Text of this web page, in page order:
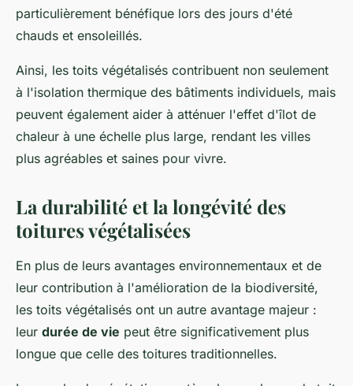
particulièrement bénéfique lors des jours d'été
chauds et ensoleillés.
Ainsi, les toits végétalisés contribuent non seulement
à l'isolation thermique des bâtiments individuels, mais
peuvent également aider à atténuer l'effet d'îlot de
chaleur à une échelle plus large, rendant les villes
plus agréables et saines pour vivre.
La durabilité et la longévité des
toitures végétalisées
En plus de leurs avantages environnementaux et de
leur contribution à l'amélioration de la biodiversité,
les toits végétalisés ont un autre avantage majeur :
leur durée de vie peut être significativement plus
longue que celle des toitures traditionnelles.